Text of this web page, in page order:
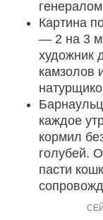
Картина
— 2 на 3
художник
камзолов
каждое
кормил
голубей.
пасти